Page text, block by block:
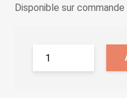
Disponible sur commande